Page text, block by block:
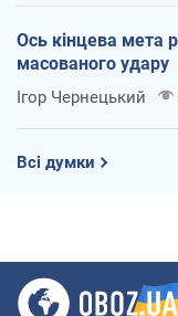
Ось кінцева мета
масованого удару
Ігор Чернецький
Всі думки